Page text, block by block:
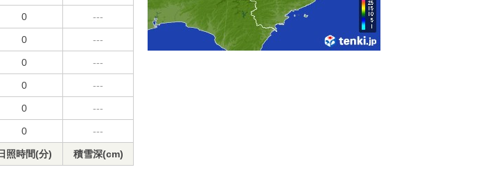
0 ---
0 ---
0 ---
0 ---
0 ---
0 ---
照時間(分) 積雪深(cm)